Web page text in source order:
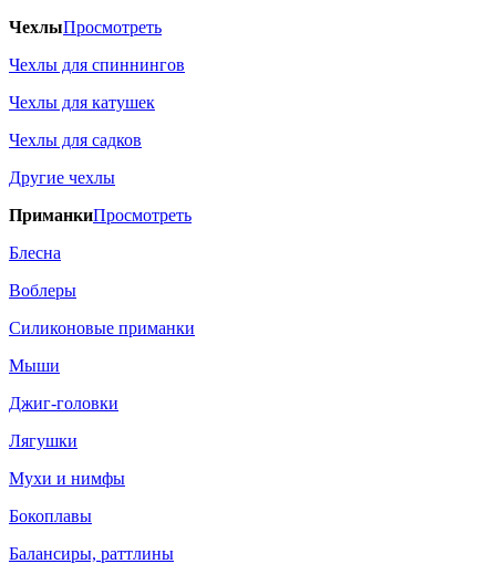
ЧехлыПросмотреть
Чехлы для спиннингов
Чехлы для катушек
Чехлы для садков
Другие чехлы
ПриманкиПросмотреть
Блесна
Воблеры
Силиконовые приманки
Мыши
Джиг-головки
Лягушки
Мухи и нимфы
Бокоплавы
Балансиры, раттлины